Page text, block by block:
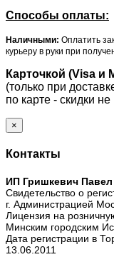
Способы оплаты:
Наличными: Оплатить
курьеру в руки при
Карточкой (Visa и
(только при
по карте - скидки
×
Контакты
ИП Гришкевич
Свидетельство о
г. Администрацией
Лицензия на
Минским городским
Дата регистрации в
13.06.2011